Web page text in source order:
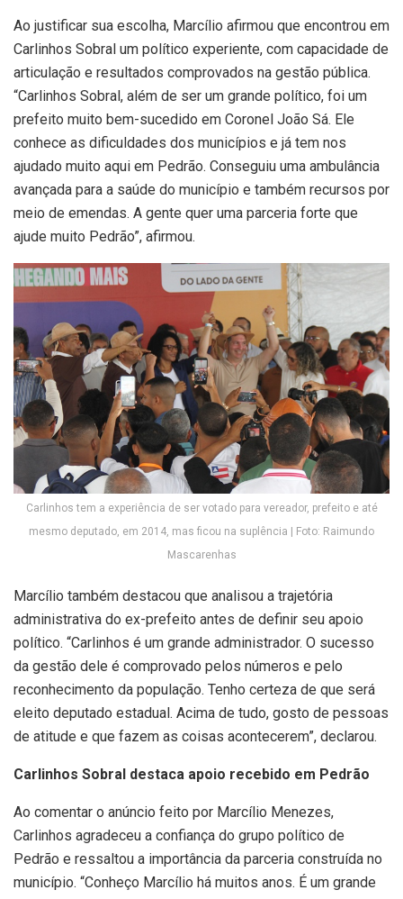
Ao justificar sua escolha, Marcílio afirmou que encontrou em
Carlinhos Sobral um político experiente, com capacidade de
articulação e resultados comprovados na gestão pública.
“Carlinhos Sobral, além de ser um grande político, foi um
prefeito muito bem-sucedido em Coronel João Sá. Ele
conhece as dificuldades dos municípios e já tem nos
ajudado muito aqui em Pedrão. Conseguiu uma ambulância
avançada para a saúde do município e também recursos por
meio de emendas. A gente quer uma parceria forte que
ajude muito Pedrão”, afirmou.
Carlinhos tem a experiência de ser votado para vereador, prefeito e até
mesmo deputado, em 2014, mas ficou na suplência | Foto: Raimundo
Mascarenhas
Marcílio também destacou que analisou a trajetória
administrativa do ex-prefeito antes de definir seu apoio
político. “Carlinhos é um grande administrador. O sucesso
da gestão dele é comprovado pelos números e pelo
reconhecimento da população. Tenho certeza de que será
eleito deputado estadual. Acima de tudo, gosto de pessoas
de atitude e que fazem as coisas acontecerem”, declarou.
Carlinhos Sobral destaca apoio recebido em Pedrão
Ao comentar o anúncio feito por Marcílio Menezes,
Carlinhos agradeceu a confiança do grupo político de
Pedrão e ressaltou a importância da parceria construída no
município. “Conheço Marcílio há muitos anos. É um grande